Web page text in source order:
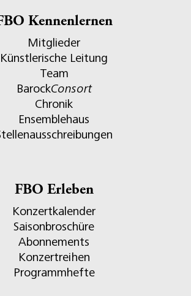
Kennenlernen
Mitglieder
Künstlerische Leitung
Team
BarockConsort
Chronik
Ensemblehaus
FBO Erleben
Konzertkalender
Saisonbroschüre
Abonnements
Konzertreihen
Programmhefte